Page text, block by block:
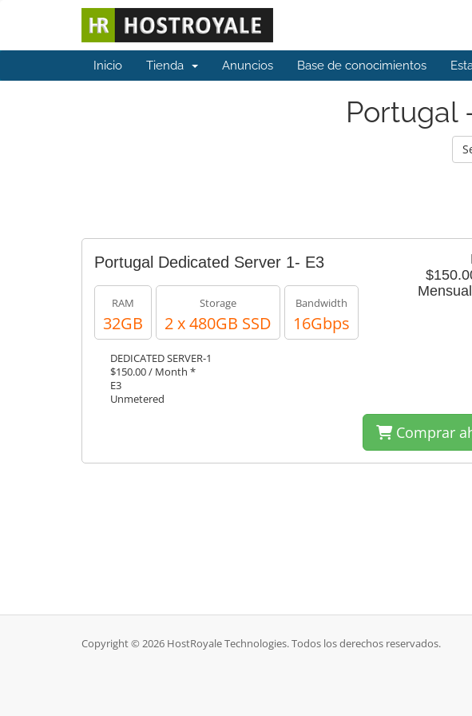
Inicio Tienda Anuncios Base de conocimientos
Portugal
Portugal Dedicated Server 1- E3
RAM
32GB
Storage
2 x 480GB SSD
Bandwidth
16Gbps
DEDICATED SERVER-1
$150.00 / Month *
E3
Unmetered
Comprar
Copyright © 2026 HostRoyale Technologies. Todos los derechos reservados.